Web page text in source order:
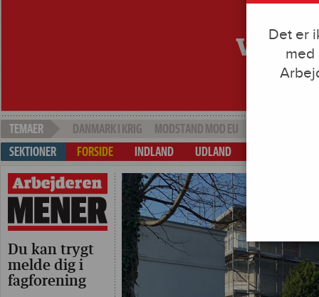
DANMARK I KRIG MODSTAND MOD EU
FORSIDE
INDLAND UDLAND
Forsiden
Du kan trygt
melde dig i
fagforening
Det er